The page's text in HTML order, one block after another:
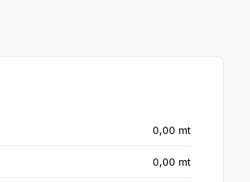
0,00 mt
0,00 mt